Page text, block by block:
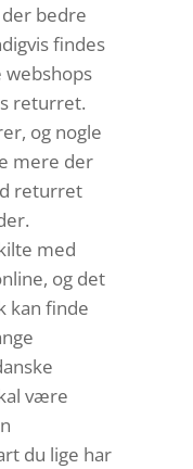
bedre
findes
webshops
returret.
og nogle
mere der
returret
med
og det
kan finde
være
du lige har